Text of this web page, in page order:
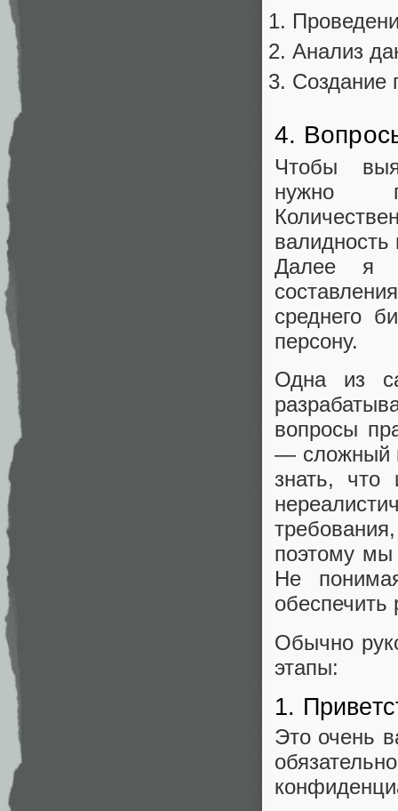
Анализ
Создание
4.
Чтобы
нужно
Далее я
среднего
персону.
Одна из
вопросы
— сложный
знать, что
поэтому мы
Не
обеспечить
Обычно
этапы:
1.
Это очень